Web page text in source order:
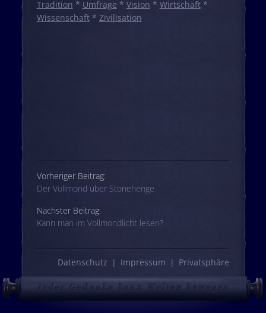
Tradition * Umfrage * Vision * Wirtschaft*
Wissenschaft* Zivilisation
Beitrags-Navigation
Vorheriger Beitrag:
Der Vollmond über Stonehenge
Nächster Beitrag:
Kann man im Vollmondlicht lesen?
Datenschutz Impressum Privatsphäre